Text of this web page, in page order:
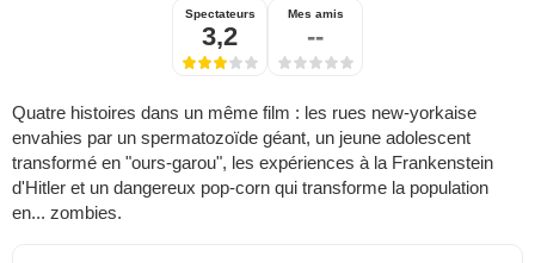
Spectateurs
3,2
Mes amis
--
Quatre histoires dans un même film : les rues new-yorkaise
envahies par un spermatozoïde géant, un jeune adolescent
transformé en "ours-garou", les expériences à la Frankenstein
d'Hitler et un dangereux pop-corn qui transforme la population
en... zombies.